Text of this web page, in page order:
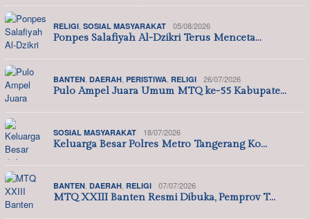
RELIGI SOSIAL MASYARAKAT 05/08/2026
Ponpes Salafiyah Al-Dzikri Terus Menceta…
BANTEN DAERAH PERISTIWA RELIGI 26/07/2026
Pulo Ampel Juara Umum MTQ ke-55 Kabupate…
SOSIAL MASYARAKAT 18/07/2026
Keluarga Besar Polres Metro Tangerang Ko…
BANTEN DAERAH RELIGI 07/07/2026
MTQ XXIII Banten Resmi Dibuka, Pemprov T…